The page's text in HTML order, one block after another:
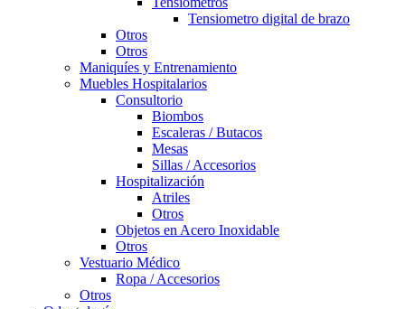
Tensiometro digital de brazo
Otros
Otros
Maniquíes y Entrenamiento
Muebles Hospitalarios
Consultorio
Biombos
Escaleras / Butacos
Mesas
Sillas / Accesorios
Hospitalización
Atriles
Otros
Objetos en Acero Inoxidable
Otros
Vestuario Médico
Ropa / Accesorios
Otros